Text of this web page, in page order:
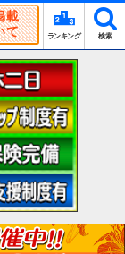
載
て
ランキング 検索